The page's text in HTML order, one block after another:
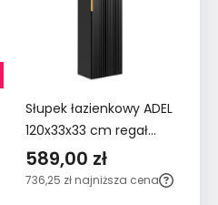
Słupek łazienkowy ADEL
120x33x33 cm regał
wiszący ryflowane
fronty czarny złote
589,00 zł
736,25 zł najniższa cena